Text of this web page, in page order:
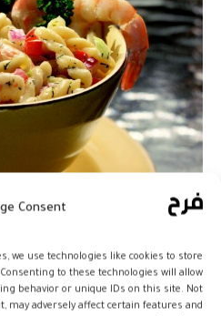
Consent
we use technologies like cookies to store
to these technologies will allow
behavior or unique IDs on this site. Not
may adversely affect certain features and
سلطة المكرونة